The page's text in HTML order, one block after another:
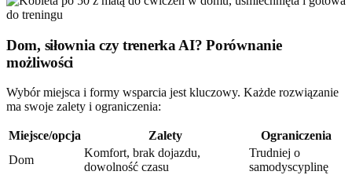
Dom, siłownia czy trenerka AI? Porównanie
możliwości
Wybór miejsca i formy wsparcia jest kluczowy. Każde rozwiązanie
ma swoje zalety i ograniczenia:
Miejsce/opcja Zalety
Ograniczenia
Dom
Komfort, brak dojazdu,
dowolność czasu
Trudniej o
samodyscyplinę